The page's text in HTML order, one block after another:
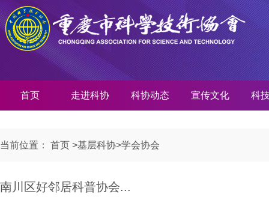
首页 走进科协 科协动态 宣传文化 科
当前位置： 首页 >基层科协>学会协会
南川区好邻居科普协会...